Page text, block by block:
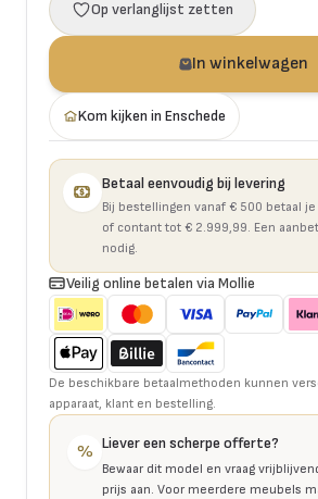
Op verlanglijst zetten
In winkelwagen
Kom kijken in Enschede
Betaal eenvoudig bij levering
Bij bestellingen vanaf € 500 betaal
of contant tot € 2.999,99. Een
nodig.
Veilig online betalen via Mollie
De beschikbare betaalmethoden kunnen
apparaat, klant en bestelling.
% Liever een scherpe offerte?
Bewaar dit model en vraag
prijs aan. Voor meerdere meubels